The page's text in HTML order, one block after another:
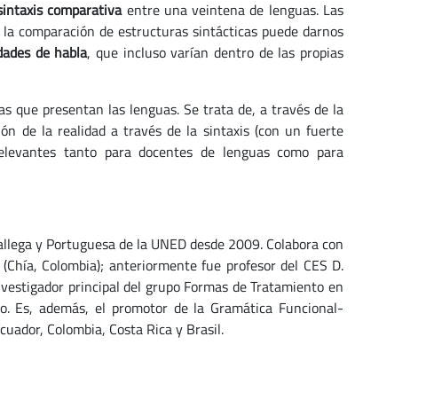
comparativaentre una veintena de lenguas. Las
comparación de estructuras sintácticas puede darnos
de habla, que incluso varían dentro de las propias
presentan las lenguas. Se trata de, a través de la
de la realidad a través de la sintaxis (con un fuerte
tanto para docentes de lenguas como para
y Portuguesa de la UNED desde 2009. Colabora con
Colombia); anteriormente fue profesor del CES D.
principal del grupo Formas de Tratamiento en
Es, además, el promotor de la Gramática Funcional-
Colombia, Costa Rica y Brasil.